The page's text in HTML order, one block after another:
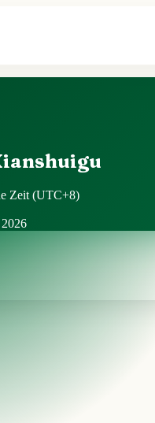
Zeit (UTC+8)